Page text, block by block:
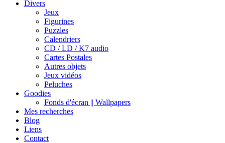
Divers
Jeux
Figurines
Puzzles
Calendriers
CD / LD / K7 audio
Cartes Postales
Autres objets
Jeux vidéos
Peluches
Goodies
Fonds d'écran || Wallpapers
Mes recherches
Blog
Liens
Contact